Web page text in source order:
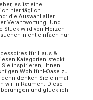
es ist eine
hier täglich
die Auswahl aller
Verantwortung. Und
Stück wird von Herzen
nicht einfach nur
für Haus &
Kategorien steckt
Sie inspirieren, Ihnen
Wohlfühl-Oase zu
denken Sie einmal
wir in Räumen. Diese
beruhigen und glücklich